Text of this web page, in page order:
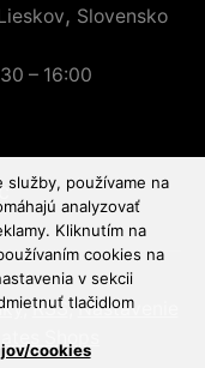
, Slovensko
– 16:00
,RSS ,Nastavenie
Shops
služby, používame na
analyzovať
Kliknutím na
cookies na
v sekcii
tlačidlom
cookies